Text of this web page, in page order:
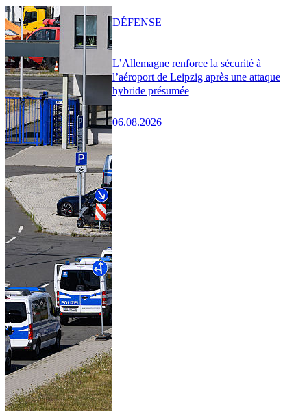
L’Allemagne renforce la sécurité à
l’aéroport de Leipzig après une attaque
hybride présumée
06.08.2026
DÉFENSE